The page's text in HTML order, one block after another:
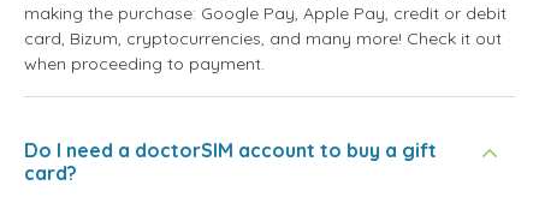
making the purchase: Google Pay, Apple Pay, credit or debit
card, Bizum, cryptocurrencies, and many more! Check it out
when proceeding to payment.
Do I need a doctorSIM account to buy a gift
card?